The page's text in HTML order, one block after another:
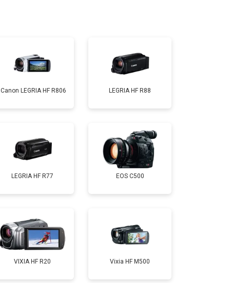
Canon LEGRIA HF R806 LEGRIA HF R88
LEGRIA HF R77 EOS C500
VIXIA HF R20 Vixia HF M500